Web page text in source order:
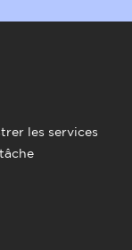
les services